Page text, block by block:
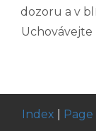
dozoru a v
Uchovávejte
Index Page